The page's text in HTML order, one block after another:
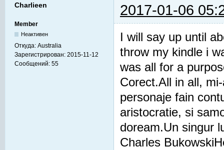
Charlieen 2017-01-06
Member
Неактивен
Откуда: Australia
Зарегистрирован: 2015-11-12
Сообщений: 55
I will say up until
throw my kindle i
was all for a
Corect.All in all,
personaje fain
aristocratie, si
doream.Un singur
Charles